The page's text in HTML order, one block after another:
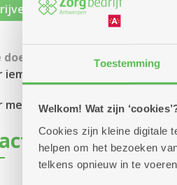
Toestemming
Welkom! Wat zijn
Cookies zijn kleine digitale
helpen om het bezoeken
telkens opnieuw in te
kan nog tot en met: 24-09-
je deze aanvraag?
iemand anders
mezelf